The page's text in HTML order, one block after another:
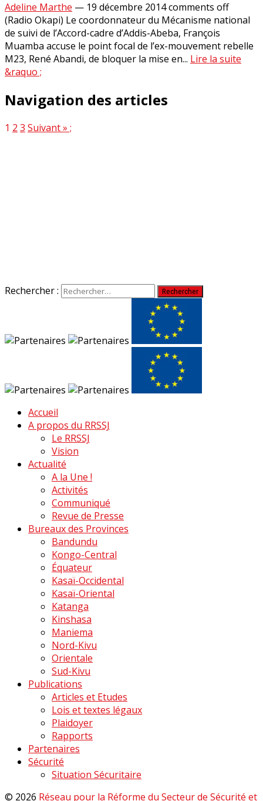
Adeline Marthe — 19 décembre 2014comments off
(Radio Okapi) Le coordonnateur du Mécanisme national
de suivi de l’Accord-cadre d’Addis-Abeba, François
Muamba accuse le point focal de l’ex-mouvement rebelle
M23, René Abandi, de bloquer la mise en... Lire la suite
&raquo ;
Navigation des articles
1 2 3 Suivant » ;
Rechercher :
Accueil
A propos du RRSSJ
Le RRSSJ
Vision
Actualité
A la Une !
Activités
Communiqué
Revue de Presse
Bureaux des Provinces
Bandundu
Kongo-Central
Équateur
Kasaï-Occidental
Kasaï-Oriental
Katanga
Kinshasa
Maniema
Nord-Kivu
Orientale
Sud-Kivu
Publications
Articles et Etudes
Lois et textes légaux
Plaidoyer
Rapports
Partenaires
Sécurité
Situation Sécuritaire
© 2026 Réseau pour la Réforme du Secteur de Sécurité et